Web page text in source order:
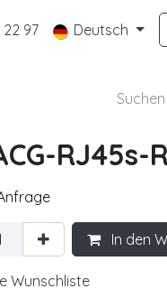
22 97 Deutsch
RJ45s-
In den
Wunschliste